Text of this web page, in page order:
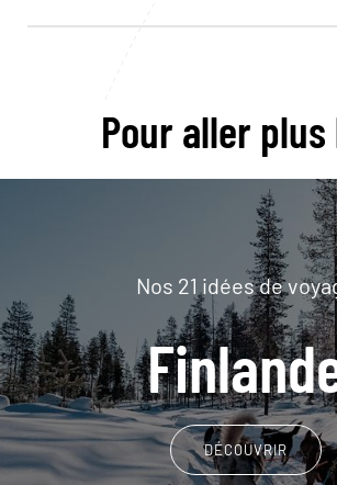
Pour aller plus
Nos 21 idées de
DÉCOUVRIR